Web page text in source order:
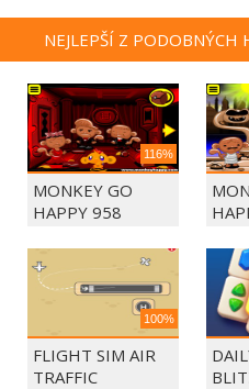
NEJLEPŠÍ Z PODOBNÝCH
116%
MONKEY GO
HAPPY 958
100%
FLIGHT SIM AIR
TRAFFIC